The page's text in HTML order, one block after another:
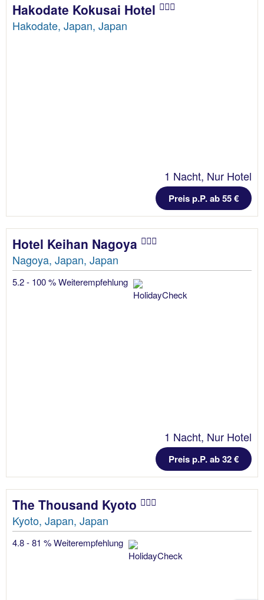
Hakodate Kokusai Hotel
Hakodate, Japan, Japan
1 Nacht, Nur Hotel
Preis p.P. ab 55 €
Hotel Keihan Nagoya
Nagoya, Japan, Japan
5.2 - 100 % Weiterempfehlung
1 Nacht, Nur Hotel
Preis p.P. ab 32 €
The Thousand Kyoto
Kyoto, Japan, Japan
4.8 - 81 % Weiterempfehlung